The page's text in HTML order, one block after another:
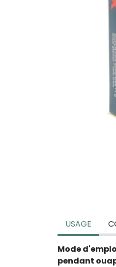
USAGE
Mode
pendant ou